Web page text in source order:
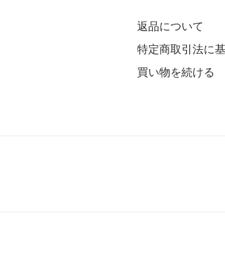
返品について
特定商取引法に
買い物を続ける